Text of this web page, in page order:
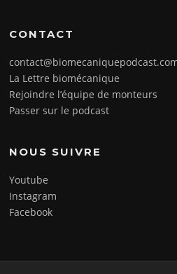
CONTACT
La Lettre biomécanique
Rejoindre l’équipe de monteurs
Passer sur le podcast
NOUS SUIVRE
Youtube
Instagram
Facebook